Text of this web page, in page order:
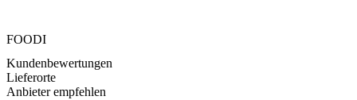
FOODI
Kundenbewertungen
Lieferorte
Anbieter empfehlen